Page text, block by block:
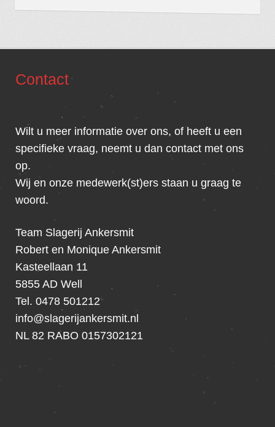
Contact
Wilt u meer informatie over ons, of heeft u een
specifieke vraag, neemt u dan contact met ons
op.
Wij en onze medewerk(st)ers staan u graag te
woord.
Team Slagerij Ankersmit
Robert en Monique Ankersmit
Kasteellaan 11
5855 AD Well
Tel. 0478 501212
info@slagerijankersmit.nl
NL 82 RABO 0157302121